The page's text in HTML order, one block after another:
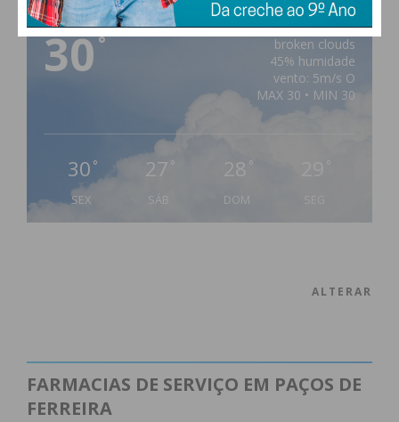
PAÇOS DE FERREIRA
30°
broken clouds
45% humidade
vento: 5m/s O
MAX 30 • MIN 30
30 °
SEX
27 °
SÁB
28 °
DOM
ALTERAR
FARMACIAS DE SERVIÇO EM PAÇOS DE
FERREIRA